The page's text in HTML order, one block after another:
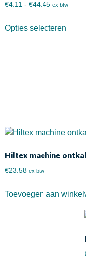
€4.11 - €44.45 ex btw
Opties selecteren
Hiltex machine
€23.58 ex btw
Toevoegen aan